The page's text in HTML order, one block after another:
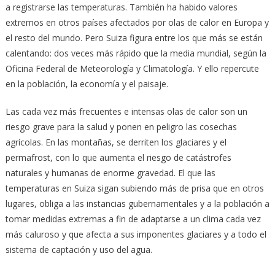
a registrarse las temperaturas. También ha habido valores
extremos en otros países afectados por olas de calor en Europa y
el resto del mundo. Pero Suiza figura entre los que más se están
calentando: dos veces más rápido que la media mundial, según la
Oficina Federal de Meteorología y Climatología. Y ello repercute
en la población, la economía y el paisaje.
Las cada vez más frecuentes e intensas olas de calor son un
riesgo grave para la salud y ponen en peligro las cosechas
agrícolas. En las montañas, se derriten los glaciares y el
permafrost, con lo que aumenta el riesgo de catástrofes
naturales y humanas de enorme gravedad. El que las
temperaturas en Suiza sigan subiendo más de prisa que en otros
lugares, obliga a las instancias gubernamentales y a la población a
tomar medidas extremas a fin de adaptarse a un clima cada vez
más caluroso y que afecta a sus imponentes glaciares y a todo el
sistema de captación y uso del agua.